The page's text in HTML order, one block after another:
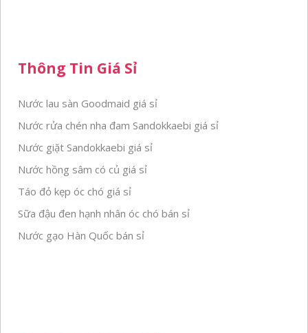
Thông Tin Giá Sỉ
Nước lau sàn Goodmaid giá sỉ
Nước rửa chén nha đam Sandokkaebi giá sỉ
Nước giặt Sandokkaebi giá sỉ
Nước hồng sâm có củ giá sỉ
Táo đỏ kẹp óc chó giá sỉ
Sữa đậu đen hạnh nhân óc chó bán sỉ
Nước gạo Hàn Quốc bán sỉ